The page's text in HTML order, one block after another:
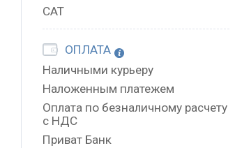
САТ
ОПЛАТА
Наличными курьеру
Наложенным платежем
Оплата по безналичному расчету
с НДС
Приват Банк